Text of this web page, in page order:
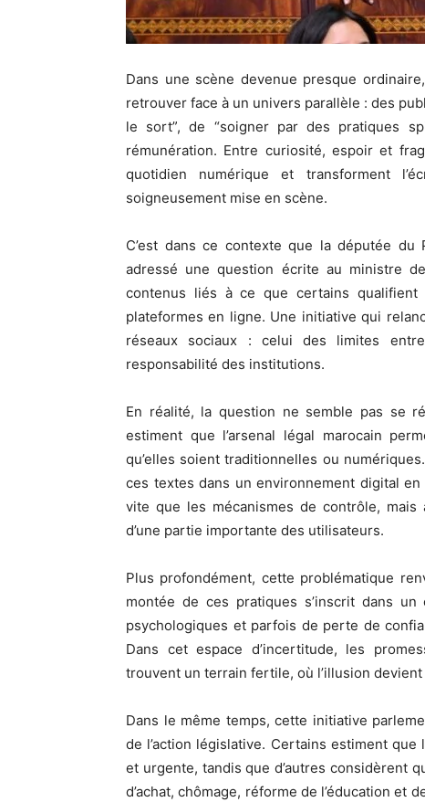
Dans une scène devenue presque
retrouver face à un univers parallèle : des
le sort”, de “soigner par des pratiques
rémunération. Entre curiosité, espoir et
quotidien numérique et transforment
soigneusement mise en scène.
C’est dans ce contexte que la députée
adressé une question écrite au ministre
contenus liés à ce que certains qualifient
plateformes en ligne. Une initiative qui
réseaux sociaux : celui des limites
responsabilité des institutions.
En réalité, la question ne semble pas se
estiment que l’arsenal légal marocain
qu’elles soient traditionnelles ou
ces textes dans un environnement digital
vite que les mécanismes de contrôle,
d’une partie importante des utilisateurs.
Plus profondément, cette problématique
montée de ces pratiques s’inscrit dans
psychologiques et parfois de perte de
Dans cet espace d’incertitude, les
trouvent un terrain fertile, où l’illusion
Dans le même temps, cette initiative
de l’action législative. Certains estiment
et urgente, tandis que d’autres considèrent
d’achat, chômage, réforme de l’éducation et